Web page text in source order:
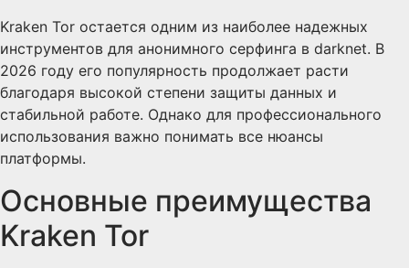
Kraken Tor остается одним из наиболее надежных
инструментов для анонимного серфинга в darknet. В
2026 году его популярность продолжает расти
благодаря высокой степени защиты данных и
стабильной работе. Однако для профессионального
использования важно понимать все нюансы
платформы.
Основные преимущества
Kraken Tor